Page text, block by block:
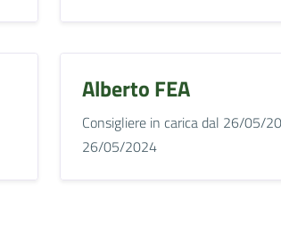
Alberto FEA
Consigliere in carica dal 26/05/
26/05/2024